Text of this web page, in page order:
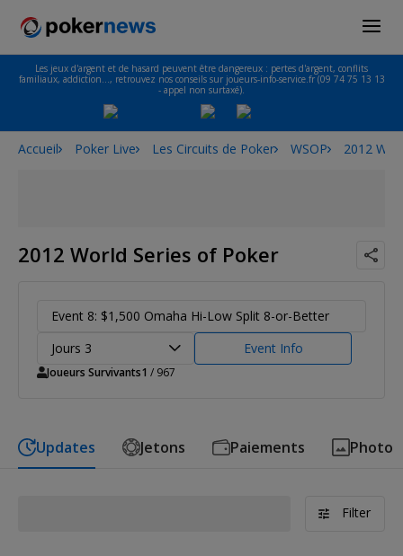
Les jeux d'argent et de hasard peuvent être dangereux : pertes d'argent, conflits
familiaux, addiction…, retrouvez nos conseils sur joueurs-info-service.fr (09 74 75 13 13
- appel non surtaxé).
Accueil Poker Live Les Circuits de Poker WSOP 2012
2012 World Series of Poker
Event 8: $1,500 Omaha Hi-Low Split 8-or-Better
Jours 3
Event Info
Joueurs Survivants1 / 967
Updates Jetons Paiements Photo
Filter